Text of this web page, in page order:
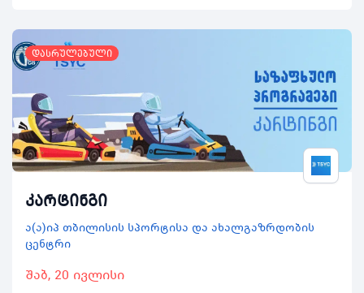
შემთხვევაში რეგისტრირებულ…
დასრულებული
კარტინგი
ა(ა)იპ თბილისის სპორტისა და ახალგაზრდობის
ცენტრი
შაბ, 20 ივლისი